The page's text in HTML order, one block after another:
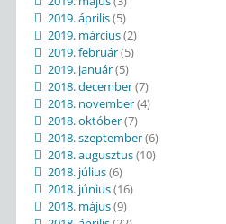
2019. április(5)
2019. március(2)
2019. február(5)
2019. január(5)
2018. december(7)
2018. november(4)
2018. október(7)
2018. szeptember(6)
2018. augusztus(10)
2018. július(6)
2018. június(16)
2018. május(9)